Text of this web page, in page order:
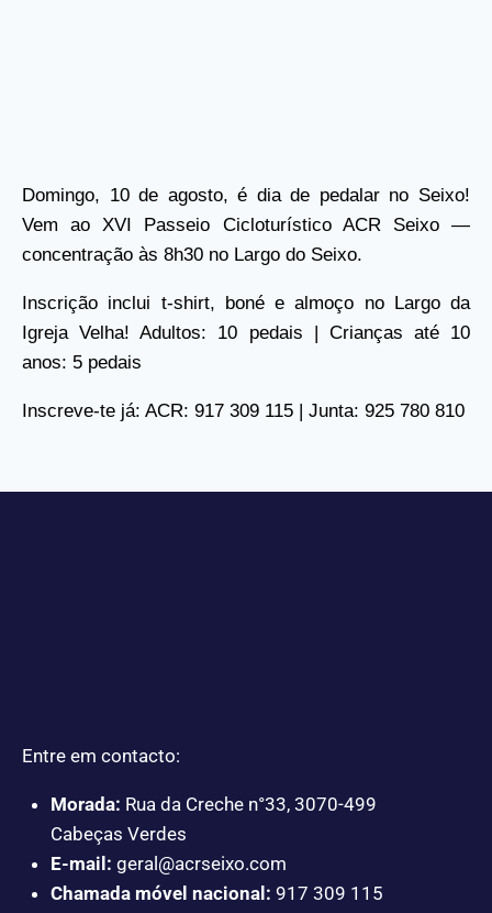
Domingo, 10 de agosto, é dia de pedalar no Seixo!
Vem ao XVI Passeio Cicloturístico ACR Seixo —
concentração às 8h30 no Largo do Seixo.
Inscrição inclui t-shirt, boné e almoço no Largo da
Igreja Velha! Adultos: 10 pedais | Crianças até 10
anos: 5 pedais
Inscreve-te já: ACR: 917 309 115 | Junta: 925 780 810
Entre em contacto:
Morada: Rua da Creche n°33, 3070-499
Cabeças Verdes
E-mail: geral@acrseixo.com
Chamada móvel nacional: 917 309 115